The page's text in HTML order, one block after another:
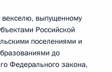
векселю, выпущенному
Российской
поселениями и
до
Федерального закона,